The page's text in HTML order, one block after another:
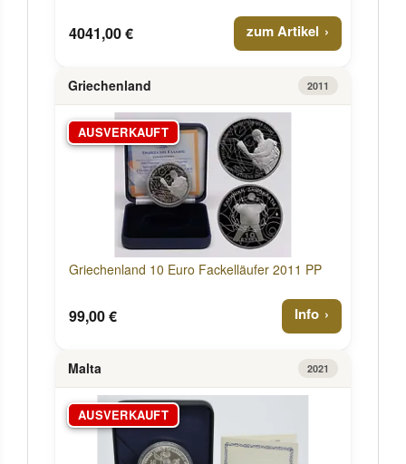
4041,00 € zum Artikel
Griechenland 2011
AUSVERKAUFT
Griechenland 10 Euro Fackelläufer 2011 PP
99,00 € Info
Malta 2021
AUSVERKAUFT